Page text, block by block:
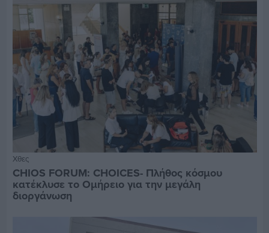
Χθες
CHIOS FORUM: CHOICES- Πλήθος κόσμου
κατέκλυσε το Ομήρειο για την μεγάλη
διοργάνωση